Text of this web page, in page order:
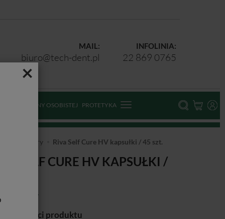
×
INFOLINIA:
22 869 0765
MAIL:
biuro@tech-dent.pl
OCHRONY OSOBISTEJ PROTETYKA
Glasjonomery Riva Self Cure HV kapsułki / 45 szt.
SELF CURE HV KAPSUŁKI /
lepkości produktu